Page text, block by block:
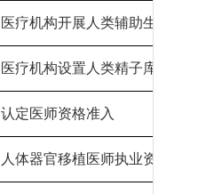
医疗机构开展人类辅助生殖技
医疗机构设置人类精子库审批
认定医师资格准入
人体器官移植医师执业资格认